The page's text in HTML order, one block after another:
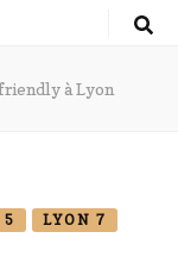
à Lyon
5
LYON 7